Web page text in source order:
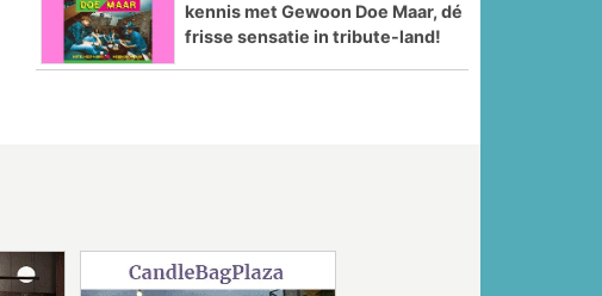
kennis met Gewoon Doe Maar, dé
frisse sensatie in tribute-land!